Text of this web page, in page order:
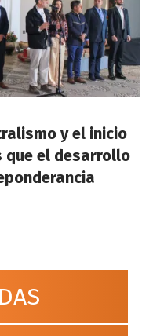
y el inicio
que el desarrollo